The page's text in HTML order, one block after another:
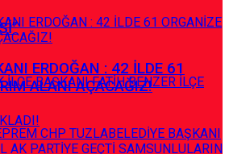
ERDOĞAN : 42 İLDE 61
ALANI AÇACAĞIZ!